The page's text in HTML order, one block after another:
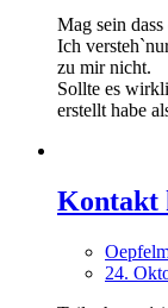
Mag sein
Ich
zu mir nicht.
Sollte es
erstellt habe
Kontakt
24.